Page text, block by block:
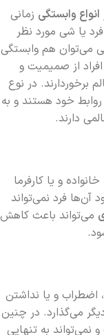
انواع وابستگی زمانی
یا شی مورد نظر
می‌توان هم وابستگی
از صمیمیت و
برخوردارند. در نوع
خود هستند و به
دارند.
و یا کارفرما
فرد نمی‌تواند
می‌تواند باعث کاهش
اضطراب و یا نداشتن
می‌گذارد. در چنین
نمی‌تواند به تنهایی